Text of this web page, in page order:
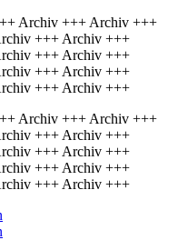
Archiv +++ Archiv +++
+++ Archiv +++
+++ Archiv +++
+++ Archiv +++
+++ Archiv +++
Archiv +++ Archiv +++
+++ Archiv +++
+++ Archiv +++
+++ Archiv +++
+++ Archiv +++